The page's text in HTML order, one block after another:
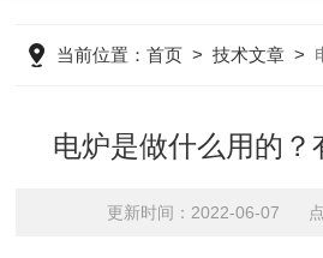
当前位置：首页 >技术文章 >
电炉是做什么用的？
更新时间：2022-06-07 点